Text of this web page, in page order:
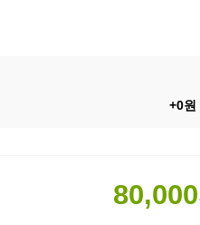
+0원
80,000